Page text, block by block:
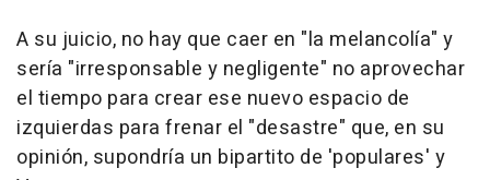
A su juicio, no hay que caer en "la melancolía" y
sería "irresponsable y negligente" no aprovechar
el tiempo para crear ese nuevo espacio de
izquierdas para frenar el "desastre" que, en su
opinión, supondría un bipartito de 'populares' y